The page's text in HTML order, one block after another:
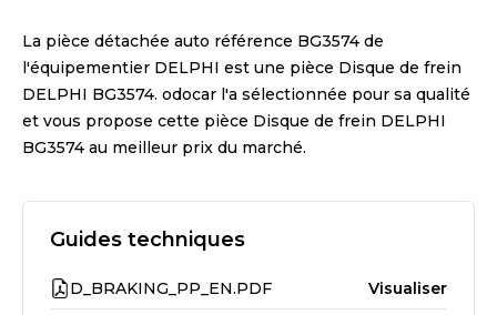
La pièce détachée auto référence BG3574 de
l'équipementier DELPHI est une pièce Disque de frein
DELPHI BG3574. odocar l'a sélectionnée pour sa qualité
et vous propose cette pièce Disque de frein DELPHI
BG3574 au meilleur prix du marché.
Guides techniques
D_BRAKING_PP_EN.PDF Visualiser